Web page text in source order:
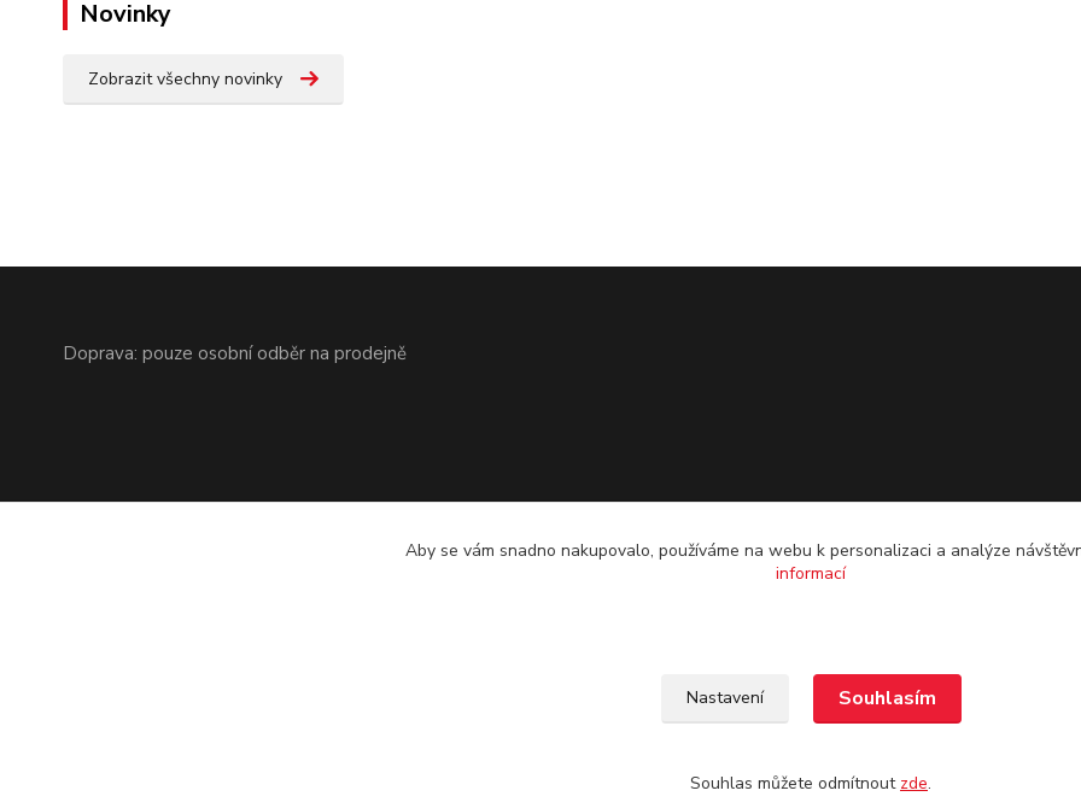
Novinky
Zobrazit všechny novinky
Doprava: pouze osobní odběr na prodejně
Aby se vám snadno nakupovalo, používáme na webu k personalizaci a analýze
informací
Nastavení Souhlasím
Souhlas můžete odmítnout zde.